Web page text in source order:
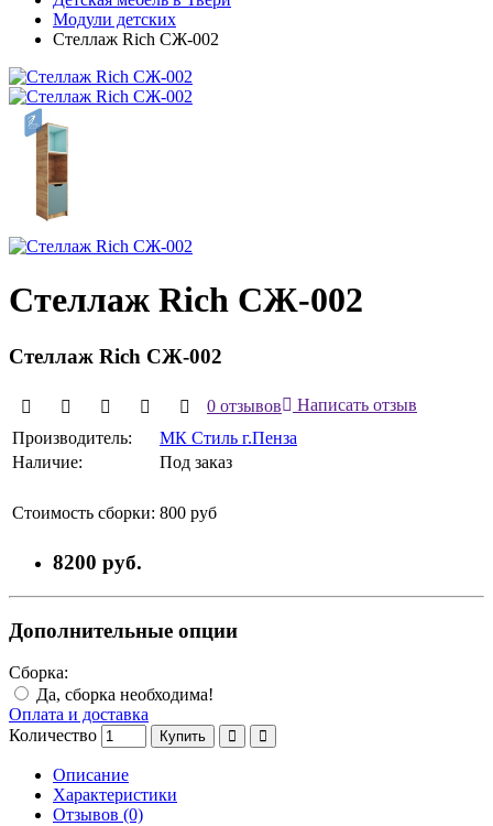
Модули детских
Стеллаж Rich СЖ-002
Стеллаж Rich СЖ-002
Стеллаж Rich СЖ-002
0 отзывов
Написать отзыв
Производитель:
МК Стиль г.Пенза
Наличие:
Под заказ
Стоимость сборки: 800 руб
8200 руб.
Дополнительные опции
Сборка:
Да, сборка необходима!
Оплата и доставка
Количество
Купить
Описание
Характеристики
Отзывов (0)